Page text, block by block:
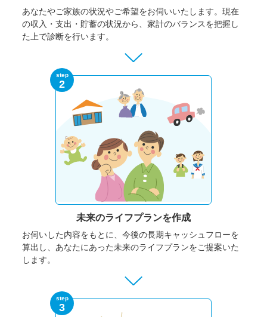
あなたやご家族の状況やご希望をお伺いいたします。 現在
の収入・支出・貯蓄の状況から、家計のバランスを把握し
た上で診断を行います。
step
2
未来のライフプランを作成
お伺いした内容をもとに、今後の長期キャッシュフローを
算出し、あなたにあった未来のライフプランをご提案いた
します。
step
3